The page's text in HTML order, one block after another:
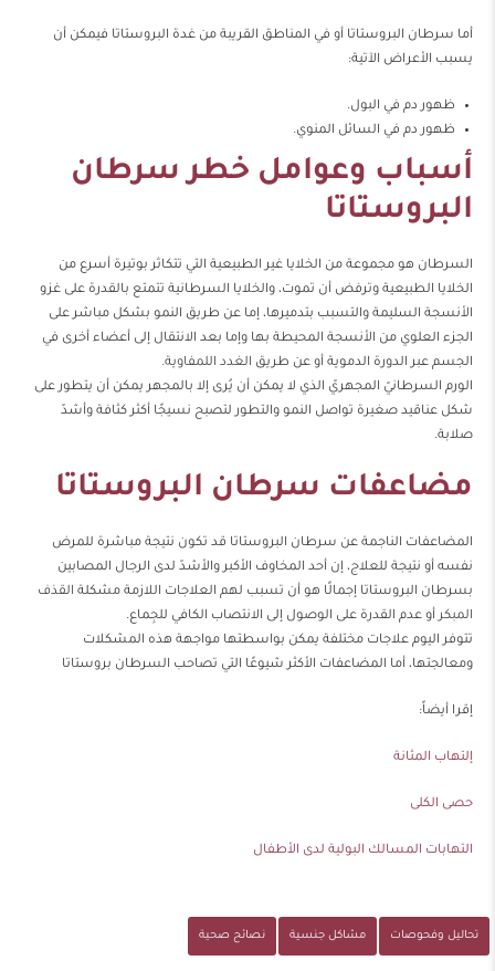
أما سرطان البروستاتا أو في المناطق القريبة من غدة البروستاتا فيمكن أن
يسبب الأعراض الآتية:
ظهور دم في البول.
ظهور دم في السائل المنوي.
أسباب وعوامل خطر سرطان
البروستاتا
السرطان هو مجموعة من الخلايا غير الطبيعية التي تتكاثر بوتيرة أسرع من
الخلايا الطبيعية وترفض أن تموت، والخلايا السرطانية تتمتع بالقدرة على غزو
الأنسجة السليمة والتسبب بتدميرها، إما عن طريق النمو بشكل مباشر على
الجزء العلوي من الأنسجة المحيطة بها وإما بعد الانتقال إلى أعضاء أخرى في
الجسم عبر الدورة الدموية أو عن طريق الغدد اللمفاوية.
الورم السرطانيّ المجهريّ الذي لا يمكن أن يُرى إلا بالمجهر يمكن أن يتطور على
شكل عناقيد صغيرة تواصل النمو والتطور لتصبح نسيجًا أكثر كثافة وأشدّ
صلابة.
مضاعفات سرطان البروستاتا
المضاعفات الناجمة عن سرطان البروستاتا قد تكون نتيجة مباشرة للمرض
نفسه أو نتيجة للعلاج، إن أحد المخاوف الأكبر والأشدّ لدى الرجال المصابين
بسرطان البروستاتا إجمالًا هو أن تسبب لهم العلاجات اللازمة مشكلة القذف
المبكرأو عدم القدرة على الوصول إلى الانتصاب الكافي للجِماع.
تتوفر اليوم علاجات مختلفة يمكن بواسطتها مواجهة هذه المشكلات
ومعالجتها، أما المضاعفات الأكثر شيوعًا التي تصاحب السرطان بروستاتا
إقرا أيضاً:
إلتهاب المثانة
حصى الكلى
التهابات المسالك البولية لدى الأطفال
تحاليل وفحوصات مشاكل جنسية نصائح صحية